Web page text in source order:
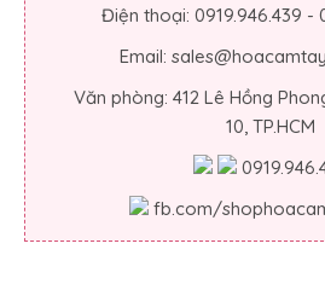
Điện thoại: 0919.946.439 -
Email:
Văn phòng: 412 Lê Hồng
10, TP.HCM
fb.com/